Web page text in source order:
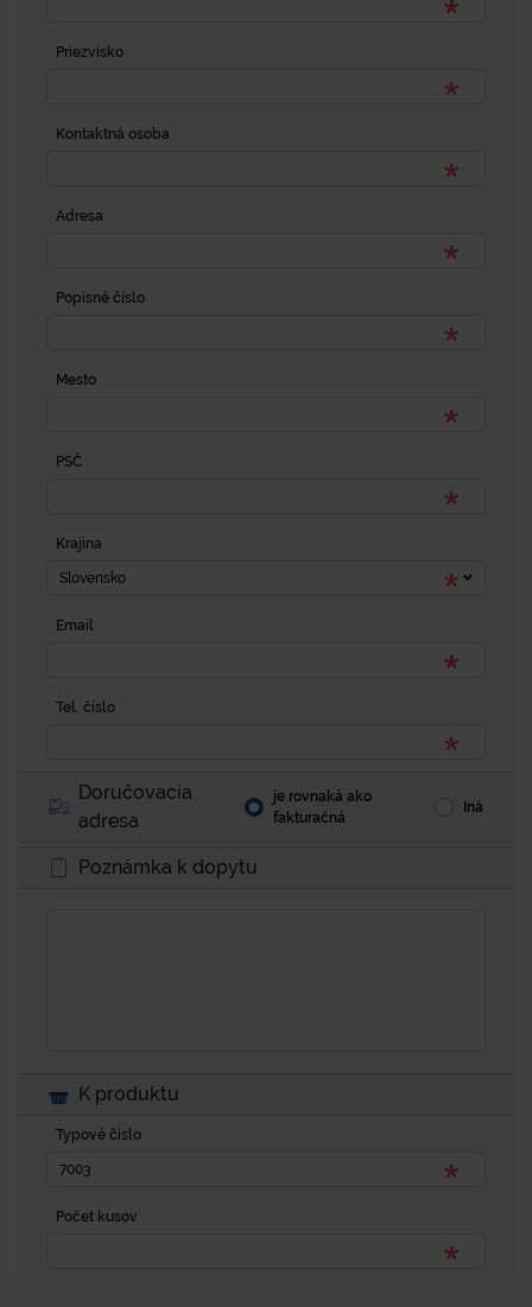
Priezvisko
Kontaktná osoba
Adresa
Popisné číslo
Mesto
PSČ
Krajina
Slovensko
Email
Tel. číslo
Doručovacia
adresa
je rovnaká ako
fakturačná
Iná
Poznámka k dopytu
K produktu
Typové číslo
Počet kusov